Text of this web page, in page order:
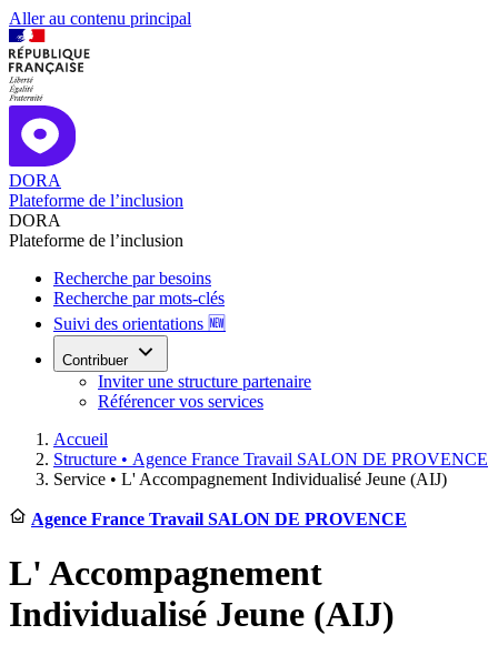
Aller au contenu principal
DORA
Plateforme de l’inclusion
DORA
Plateforme de l’inclusion
Recherche par besoins
Recherche par mots-clés
Suivi des orientations 🆕
Contribuer
Inviter une structure partenaire
Référencer vos services
Accueil
Structure • Agence France Travail SALON DE PROVENCE
Service • L' Accompagnement Individualisé Jeune (AIJ)
Agence France Travail SALON DE PROVENCE
L' Accompagnement
Individualisé Jeune (AIJ)